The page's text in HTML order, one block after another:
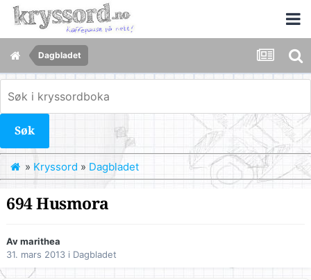
Dagbladet
Søk
» Kryssord » Dagbladet
694 Husmora
Avmarithea
31. mars 2013 i Dagbladet